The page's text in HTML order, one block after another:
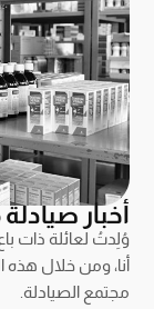
أخبار
وُلِدتُ لعائلة ذات
أنا، ومن خلال هذه
مجتمع الصيادلة.